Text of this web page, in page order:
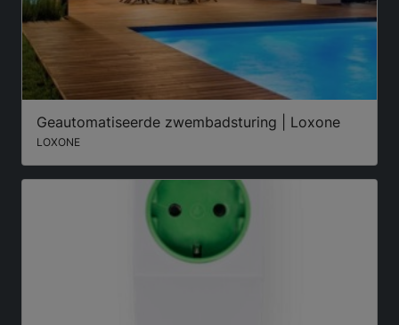
Geautomatiseerde zwembadsturing | Loxone
LOXONE